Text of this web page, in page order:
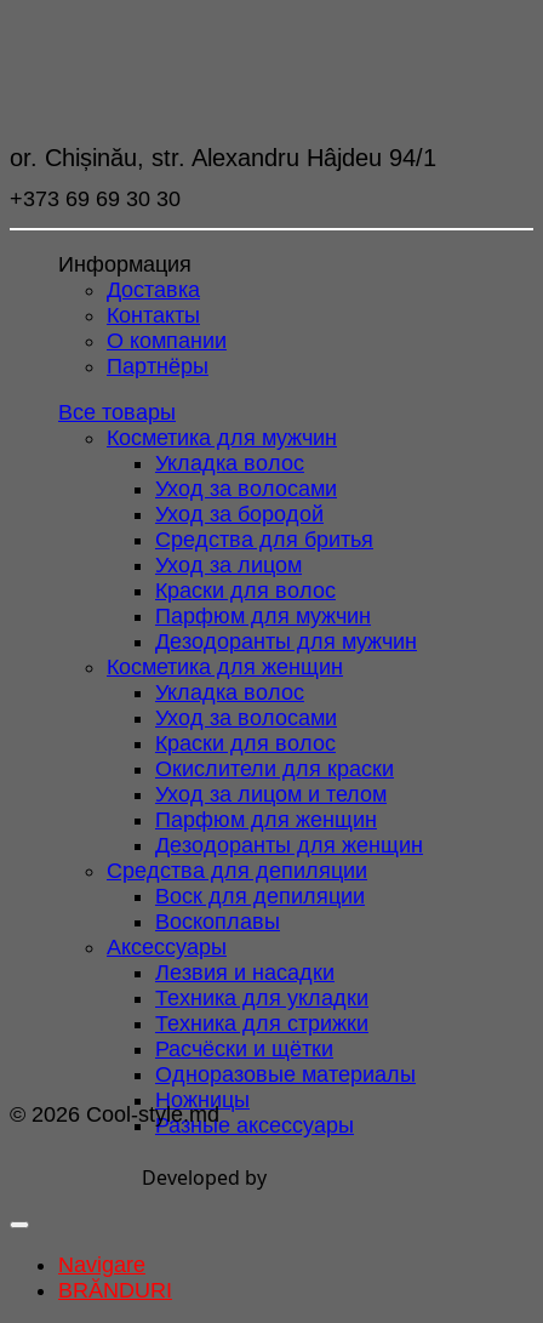
or. Chișinău, str. Alexandru Hâjdeu 94/1
+373 69 69 30 30
Информация
Доставка
Контакты
О компании
Партнёры
Все товары
Косметика для мужчин
Укладка волос
Уход за волосами
Уход за бородой
Средства для бритья
Уход за лицом
Краски для волос
Парфюм для мужчин
Дезодоранты для мужчин
Косметика для женщин
Укладка волос
Уход за волосами
Краски для волос
Окислители для краски
Уход за лицом и телом
Парфюм для женщин
Дезодоранты для женщин
Средства для депиляции
Воск для депиляции
Воскоплавы
Аксессуары
Лезвия и насадки
Техника для укладки
Техника для стрижки
Расчёски и щётки
Одноразовые материалы
Ножницы
Разные аксессуары
© 2026 Cool-style.md
Developed by
Navigare
BRĂNDURI